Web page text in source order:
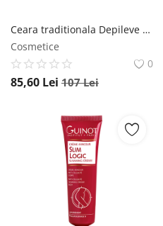
Ceara traditionala Depileve Karite 1kg Depileve
Cosmetice
0
85,60 Lei 107Lei